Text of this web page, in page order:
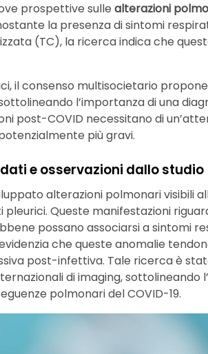
prospettive sulle alterazioni
la presenza di sintomi
(TC), la ricerca indica che
il consenso multisocietario
l’importanza di una
post-COVID necessitano di
più gravi.
e osservazioni dallo studio
alterazioni polmonari visibili
pleurici. Queste manifestazioni
possano associarsi a sintomi
che queste anomalie
post-infettiva. Tale ricerca è
di imaging, sottolineando
polmonari del COVID-19.